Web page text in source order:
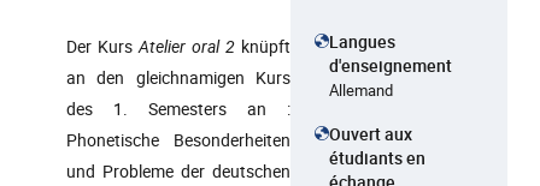
Der KursAtelier oral 2 knüpft
an den gleichnamigen Kurs
des 1. Semesters an :
Phonetische Besonderheiten
und Probleme der deutschen
Langues
d'enseignement
Allemand
Ouvert aux
étudiants en